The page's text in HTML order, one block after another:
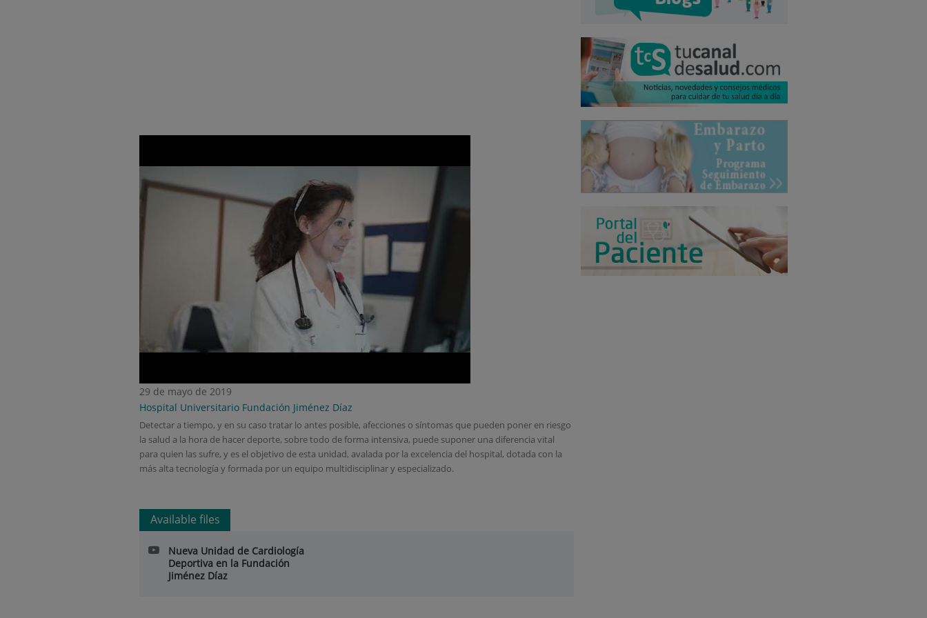
29 de mayo de 2019
Hospital Universitario Fundación Jiménez Díaz
Detectar a tiempo, y en su caso tratar lo antes posible, afecciones o síntomas que pueden poner en riesgo
la salud a la hora de hacer deporte, sobre todo de forma intensiva, puede suponer una diferencia vital
para quien las sufre, y es el objetivo de esta unidad, avalada por la excelencia del hospital, dotada con la
más alta tecnología y formada por un equipo multidisciplinar y especializado.
Available files
Nueva Unidad de Cardiología
Deportiva en la Fundación
Jiménez Díaz